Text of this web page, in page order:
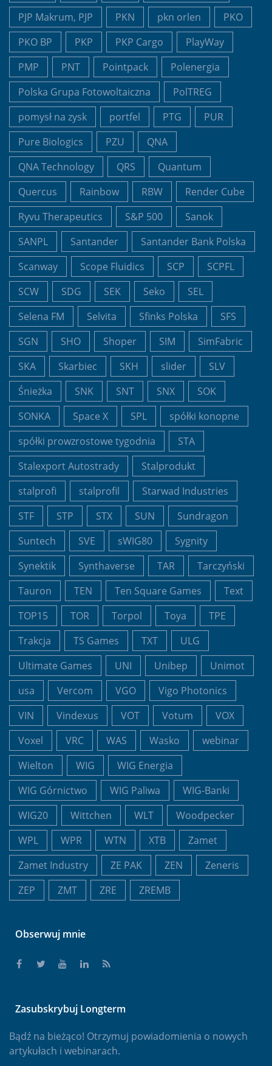
PJP Makrum, PJP
PKN pkn orlen
PKO
PKO BP
PKP PKP Cargo
PlayWay
PMP
PNT Pointpack
Polenergia
Polska Grupa Fotowoltaiczna
PolTREG
pomysł na zysk
portfel PTG
PUR
Pure Biologics
PZU
QNA
QNA Technology
QRS
Quantum
Quercus
Rainbow RBW
Render Cube
Ryvu Therapeutics
S&P 500
Sanok
SANPL
Santander
Santander Bank Polska
Scanway
Scope Fluidics SCP
SCPFL
SCW
SDG SEK Seko
SEL
Selena FM
Selvita Sfinks Polska
SFS
SGN
SHO Shoper SIM
SimFabric
SKA
Skarbiec SKH slider
SLV
Śnieżka
SNK SNT SNX
SOK
SONKA
Space X SPL
spółki konopne
spółki prowzrostowe tygodnia
STA
Stalexport Autostrady
Stalprodukt
stalprofi
stalprofil
Starwad Industries
STF
STP STX SUN
Sundragon
Suntech
SVE sWIG80
Sygnity
Synektik
Synthaverse TAR
Tarczyński
Tauron
TEN Ten Square Games
Text
TOP15
TOR Torpol Toya
TPE
Trakcja
TS Games TXT
ULG
Ultimate Games
UNI Unibep
Unimot
usa
Vercom VGO
Vigo Photonics
VIN
Vindexus VOT Votum
VOX
Voxel
VRC WAS Wasko
webinar
Wielton
WIG
WIG Energia
WIG Górnictwo
WIG Paliwa
WIG-Banki
WIG20
Wittchen WLT
Woodpecker
WPL
WPR WTN XTB
Zamet
Zamet Industry
ZE PAK ZEN
Zeneris
ZEP
ZMT ZRE ZREMB
Obserwuj mnie
Zasubskrybuj Longterm
Bądź na bieżąco! Otrzymuj powiadomienia o nowych
artykułach i webinarach.